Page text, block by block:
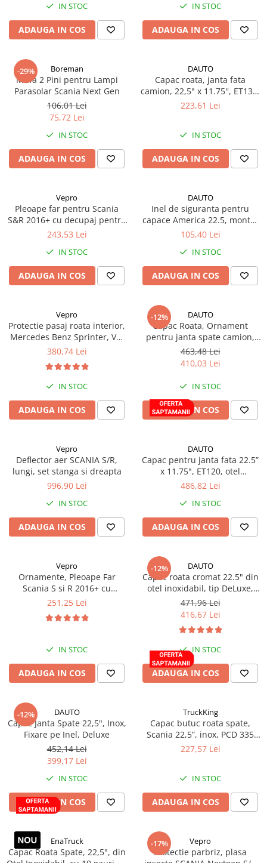
Becuri Xenon Auto
Seturi de Becuri Auto
Faruri Camioane, Utilaje &
Lampi de ceata
Lampi Gabarit LED
Lampi gabarit auto si remorci
Lampi gabarit cu brat auto si
Lampi interior, Plafoniere
Lampi LED auto dedicate
Lampi Stop, Semnalizare & Triple
Lampi Fata cu Bec & Semnalizare
Lampi Fata LED & Semnalizare
Lampi Spate cu Bec & Triple
Lampi Spate LED & Triple
Seturi Lampi Spate Triple
Proiectoare de lucru si marsarier
Proiectoare suplimentare, Camion,
Proiectoare Full LED
Proiectoare Halogen plus LED
Dispozitive Avertizare
Accesorii Goarne Pneumatice
fluorescente
Avertizare sonora
Claxoane Auto si Semnale Electrice
de Avertizare
Goarne si trompete cu aer
Benzi si placi reflectorizante
Goarne / Trompete Pneumatice
Kituri Instalare Goarne
Pneumatice
Rampe luminoase girofar
Stroboscoape Auto
Suporturi pentru girofare auto si
camion
Elemente Caroserie
Capace inox si jante
Capace piulite
Deflectoare geam
Parasolare Camion – Cabina si
Accesorii
Protectii si pasaje roti
Reclame Luminoase
IN STOC
ADAUGA IN COS
IN STOC
ADAUGA IN COS
-29% Boreman
Mufa 2 Pini pentru Lampi
Parasolar Scania Next Gen
106,01 Lei
75,72 Lei
IN STOC
ADAUGA IN COS
DAUTO
Capac roata, janta fata
camion, 22,5" x 11.75'', ET130,
inox, 10 gauri, PCD 335 mm
223,61 Lei
IN STOC
ADAUGA IN COS
Vepro
Pleoape far pentru Scania
S&R 2016+ cu decupaj pentru
pozitie cu LED
243,53 Lei
IN STOC
ADAUGA IN COS
DAUTO
Inel de siguranta pentru
capace America 22.5, montat
cu suruburi, 10 gauri, PCD
105,40 Lei
IN STOC
ADAUGA IN COS
Vepro
Protectie pasaj roata interior,
Mercedes Benz Sprinter, VW
Crafter, tractiune spate / 4WD
380,74 Lei
IN STOC
ADAUGA IN COS
-12% DAUTO
Capac Roata, Ornament
pentru janta spate camion,
adancime 280mm Tir, 22,5" x
8.25", otel inoxidabil, 10 gauri,
463,48 Lei
410,03 Lei
IN STOC
ADAUGA IN COS
Vepro
Deflector aer SCANIA S/R,
lungi, set stanga si dreapta
996,90 Lei
IN STOC
ADAUGA IN COS
DAUTO
Capac pentru janta fata 22.5”
x 11.75", ET120, otel
inoxidabil, montat cu surub,
486,82 Lei
IN STOC
ADAUGA IN COS
Vepro
Ornamente, Pleoape Far
Scania S si R 2016+ cu
Decupaj, Negre
251,25 Lei
IN STOC
ADAUGA IN COS
-12% DAUTO
Capac roata cromat 22.5" din
otel inoxidabil, tip DeLuxe,
pentru roata spate
471,96 Lei
416,67 Lei
IN STOC
ADAUGA IN COS
-12% DAUTO
Capac Janta Spate 22,5", Inox,
Fixare pe Inel, Deluxe
452,14 Lei
399,17 Lei
IN STOC
ADAUGA IN COS
TruckKing
Capac butuc roata spate,
Scania 22,5”, inox, PCD 335
mm
227,57 Lei
IN STOC
ADAUGA IN COS
EnaTruck
Capac Roata Spate, 22,5", din
-17% Vepro
Protectie parbriz, plasa